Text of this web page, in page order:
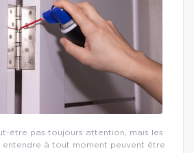
être pas toujours attention, mais les
entendre à tout moment peuvent être